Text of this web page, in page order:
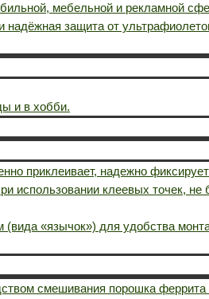
мебельной и рекламной
надёжная защита от
и в хобби.
приклеивает, надежно
использовании клеевых точек, не
(вида «язычок») для удобства
смешивания порошка феррита